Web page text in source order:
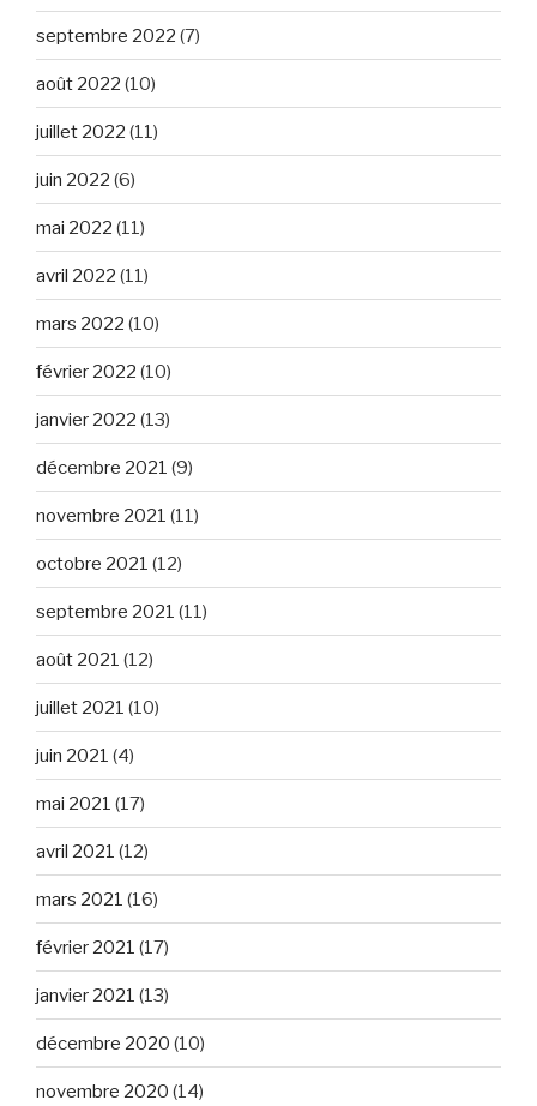
septembre 2022 (7)
août 2022 (10)
juillet 2022 (11)
juin 2022 (6)
mai 2022 (11)
avril 2022 (11)
mars 2022 (10)
février 2022 (10)
janvier 2022 (13)
décembre 2021 (9)
novembre 2021 (11)
octobre 2021 (12)
septembre 2021 (11)
août 2021 (12)
juillet 2021 (10)
juin 2021 (4)
mai 2021 (17)
avril 2021 (12)
mars 2021 (16)
février 2021 (17)
janvier 2021 (13)
décembre 2020 (10)
novembre 2020 (14)